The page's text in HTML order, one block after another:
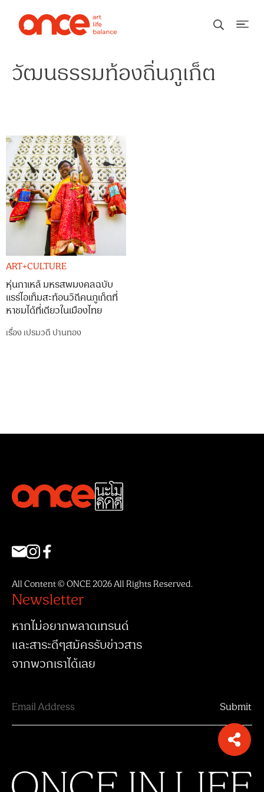
วัฒนธรรมท้องถิ่นภูเก็ต
ART+CULTURE
หุ่นกาเหล้ มหรสพมงคลฉบับ
แรร์ไอเท็มสะท้อนวิถีคนภูเก็ตที่
หาชมได้ที่เดียวในเมืองไทย
เรื่อง เปรมวดี ปานทอง
All Content © ONCE 2026 All Rights Reserved.
Newsletter
หากไม่อยากพลาดเทรนด์
และสาระดีๆสมัครรับข่าวสาร
จากพวกเราได้เลย